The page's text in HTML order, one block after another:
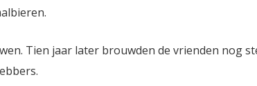
Tien jaar later brouwden de vrienden nog